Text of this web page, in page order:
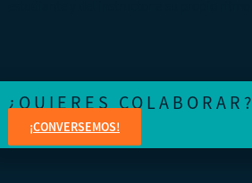
¿QUIERES COLABORAR?
¡CONVERSEMOS!